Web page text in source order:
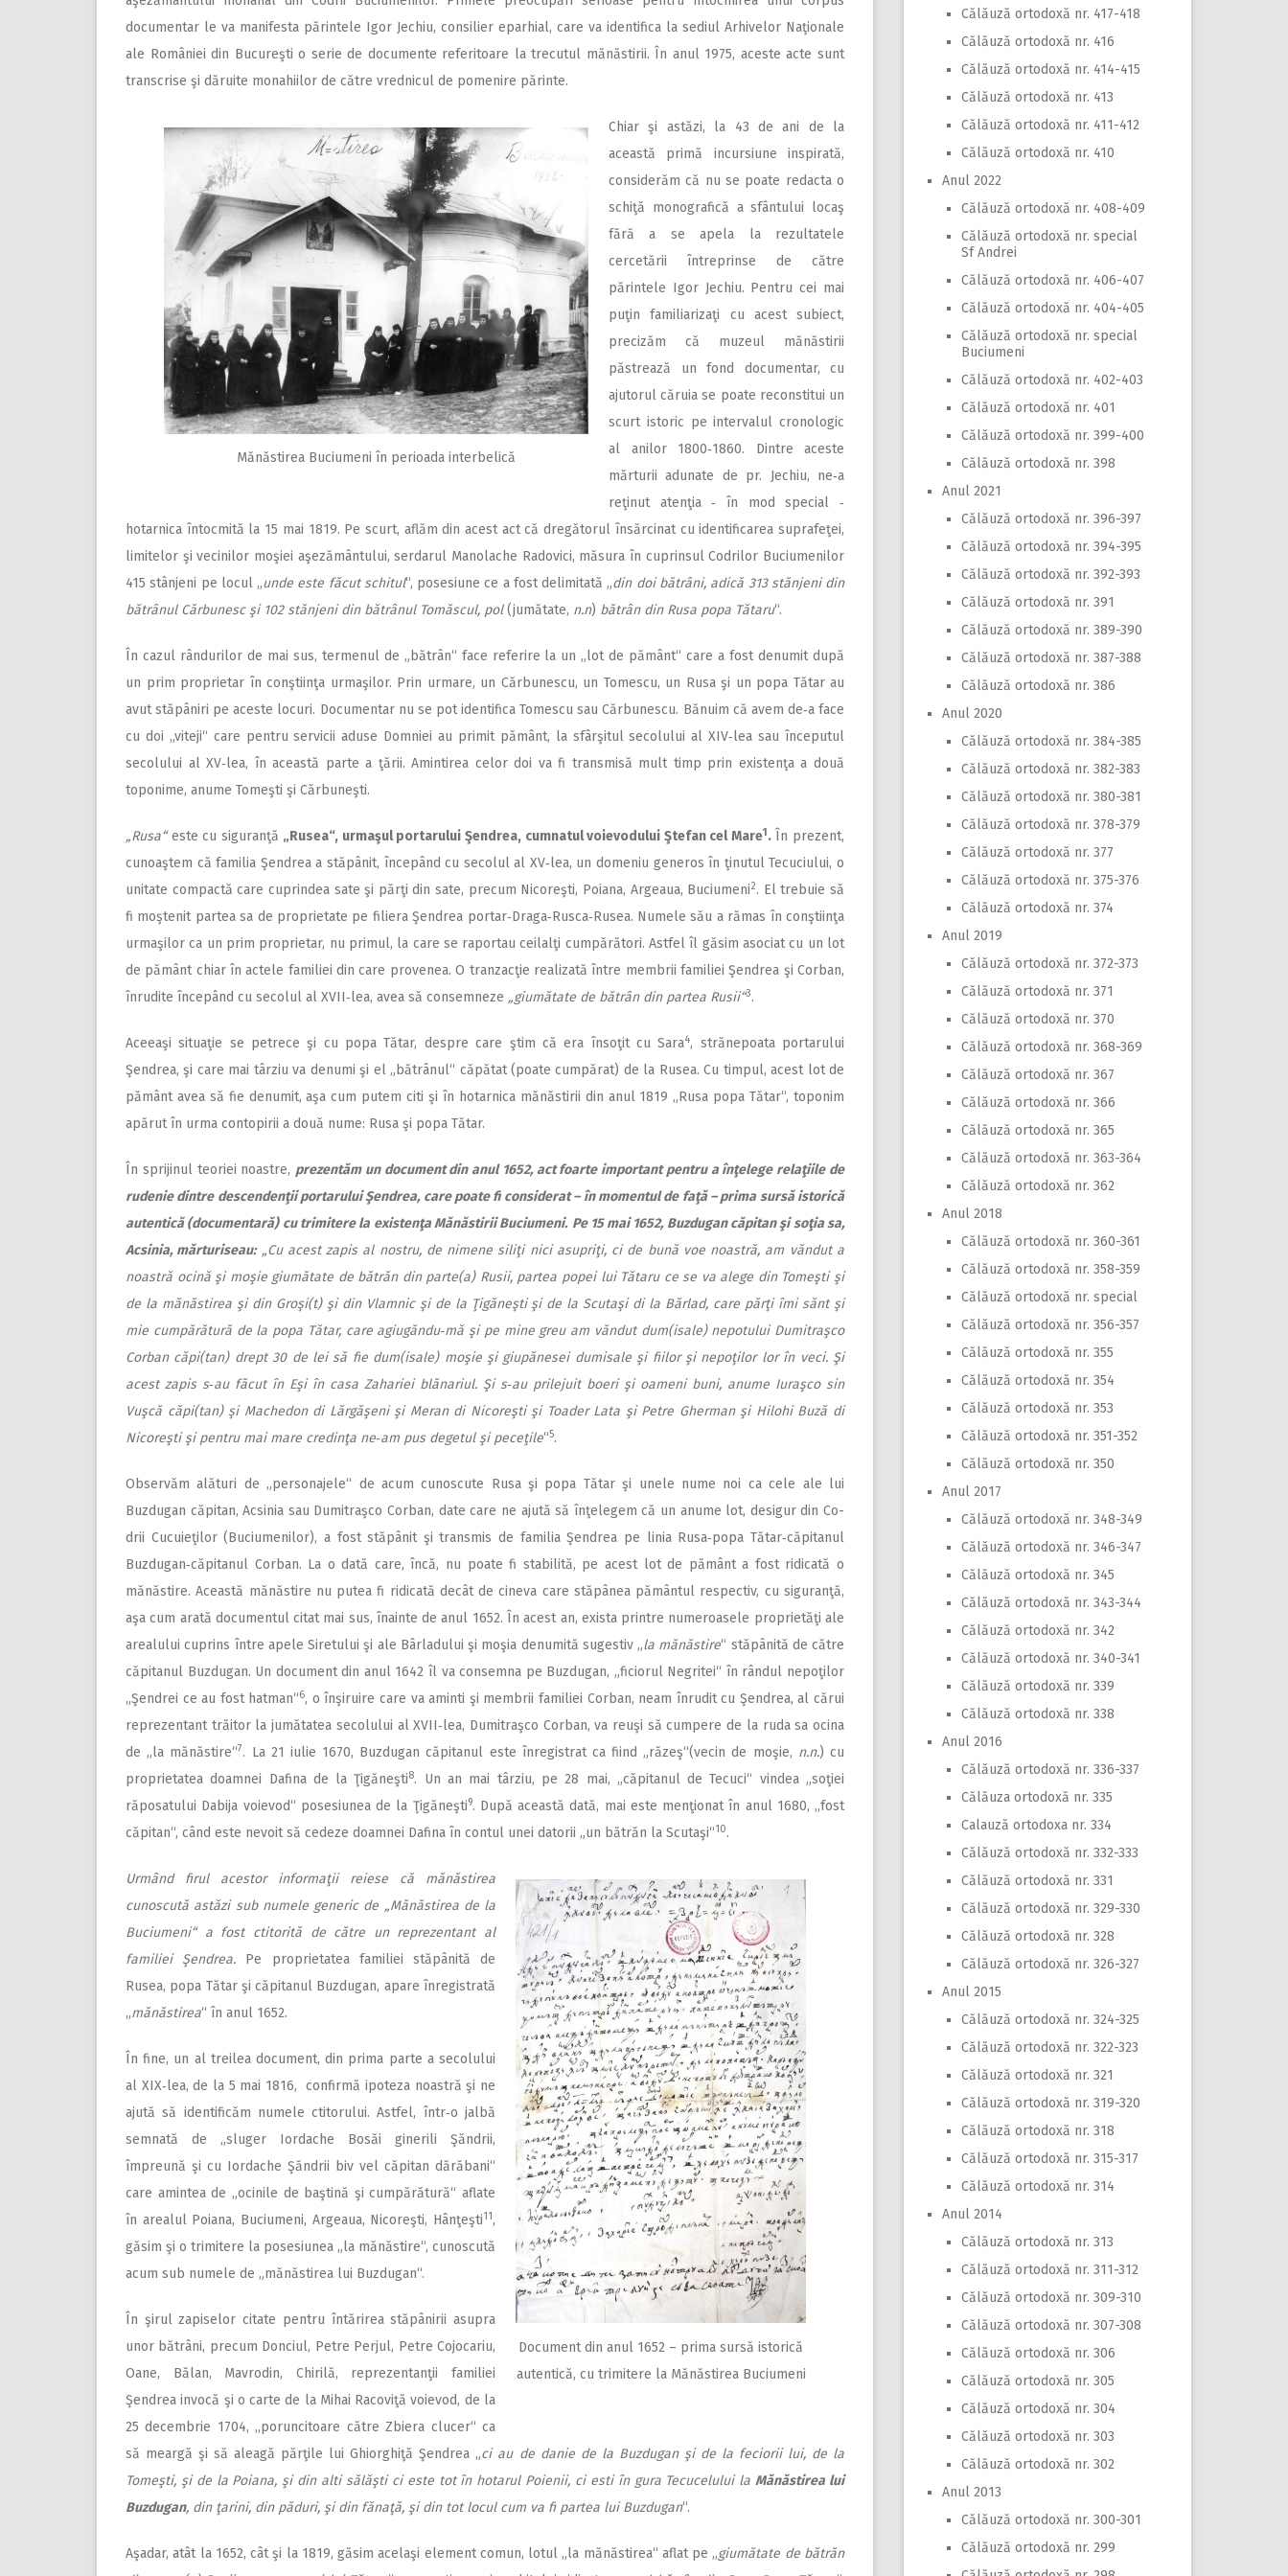
documentar le va manifesta părintele Igor Jechiu, consilier eparhial, care va identifica la sediul Arhivelor Naţionale
ale României din Bucureşti o serie de documente referitoare la trecutul mănăstirii. În anul 1975, aceste acte sunt
transcrise şi dăruite monahiilor de către vrednicul de pomenire părinte.
Mănăstirea Buciumeni în perioada interbelică
Chiar şi astăzi, la 43 de ani de la
această primă incursiune inspirată,
considerăm că nu se poate redacta o
schiţă monografică a sfântului locaş
fără a se apela la rezultatele
cercetării întreprinse de către
părintele Igor Jechiu. Pentru cei mai
puţin familiarizaţi cu acest subiect,
precizăm că muzeul mănăstirii
păstrează un fond documentar, cu
ajutorul căruia se poate reconstitui un
scurt istoric pe intervalul cronologic
al anilor 1800‑1860. Dintre aceste
mărturii adunate de pr. Jechiu, ne‑a
reţinut atenţia ‑ în mod special ‑
hotarnica întocmită la 15 mai 1819. Pe scurt, aflăm din acest act că dregătorul însărcinat cu identificarea suprafeţei,
limitelor şi vecinilor moşiei aşezământului, serdarul Manolache Radovici, măsura în cuprinsul Codrilor Buciumenilor
415 stânjeni pe locul „unde este făcut schitul“, posesiune ce a fost delimitată „din doi bătrâni, adică 313 stănjeni din
bătrânul Cărbunesc şi 102 stănjeni din bătrânul Tomăscul, pol(jumătate, n.n) bătrân din Rusa popa Tătaru“.
În cazul rândurilor de mai sus, termenul de „bătrân“ face referire la un „lot de pământ“ care a fost denumit după
un prim proprietar în conştiinţa urmaşilor. Prin urmare, un Cărbunescu, un Tomescu, un Rusa şi un popa Tătar au
avut stăpâniri pe aceste locuri. Documentar nu se pot identifica Tomescu sau Cărbunescu. Bănuim că avem de‑a face
cu doi „viteji“ care pentru servicii aduse Domniei au primit pământ, la sfârşitul secolului al XIV‑lea sau începutul
secolului al XV‑lea, în această parte a ţării. Amintirea celor doi va fi transmisă mult timp prin existenţa a două
toponime, anume Tomeşti şi Cărbuneşti.
„Rusa“este cu siguranţă „Ru­sea“, urmaşul portarului Şen­drea, cumnatul voievodului Şte­fan cel Mare1.În prezent,
cu­noaştem că familia Şendrea a stăpânit, începând cu secolul al XV‑lea, un domeniu generos în ţinutul Tecuciului, o
unitate compactă care cuprindea sate şi părţi din sate, precum Nicoreşti, Poiana, Argeaua, Buciumeni2. El trebuie să
fi moştenit partea sa de proprietate pe filiera Şendrea portar‑Draga‑Rusca‑Rusea. Numele său a rămas în conştiinţa
urmaşilor ca un prim proprietar, nu primul, la care se raportau ceilalţi cumpărători. Astfel îl găsim asociat cu un lot
de pământ chiar în actele familiei din care provenea. O tranzacţie realizată între membrii familiei Şendrea şi Corban,
înrudite începând cu secolul al XVII‑lea, avea să consemneze „giumătate de bătrân din partea Rusii“3.
Aceeaşi situaţie se petrece şi cu popa Tătar, despre care ştim că era însoţit cu Sara4, strănepoata portarului
Şendrea, şi care mai târziu va denumi şi el „bătrânul“ căpătat (poate cumpărat) de la Rusea. Cu timpul, acest lot de
pământ avea să fie denumit, aşa cum putem citi şi în hotarnica mănăstirii din anul 1819 „Rusa popa Tătar“, toponim
apărut în urma contopirii a două nume: Rusa şi popa Tătar.
În sprijinul teoriei noastre, prezentăm un document din anul 1652, act foarte important pentru a înţelege relaţiile de
rudenie dintre descendenţii portarului Şendrea, care poate fi considerat – în momentul de faţă – prima sursă istorică
autentică (documentară) cu trimitere la existenţa Mănăstirii Buciumeni. Pe 15 mai 1652, Buzdugan căpitan şi soţia sa,
Acsinia, mărturiseau:„Cu acest zapis al nostru, de nimene siliţi nici asupriţi, ci de bună voe noastră, am văndut a
noastră ocină şi moşie giumătate de bătrăn din parte(a) Rusii, partea popei lui Tătaru ce se va alege din Tomeşti şi
de la mănăstirea şi din Groşi(t) şi din Vlamnic şi de la Ţigăneşti şi de la Scutaşi di la Bărlad, care părţi îmi sănt şi
mie cumpărătură de la popa Tătar, care agiugăndu‑mă şi pe mine greu am văndut dum(isale) nepotului Dumitraşco
Corban căpi(tan) drept 30 de lei să fie dum(isale) moşie şi giupănesei dumisale şi fiilor şi nepoţilor lor în veci. Şi
acest zapis s‑au făcut în Eşi în casa Zahariei blănariul. Şi s‑au prilejuit boeri şi oameni buni, anume Iuraşco sin
Vuşcă căpi(tan) şi Machedon di Lărgăşeni şi Meran di Nicoreşti şi Toader Lata şi Petre Gherman şi Hilohi Buză di
Nicoreşti şi pentru mai mare credinţa ne‑am pus degetul şi peceţile“5.
Observăm alături de „personajele“ de acum cunoscute Rusa şi popa Tătar şi unele nume noi ca cele ale lui
Buzdugan căpitan, Acsinia sau Dumitraşco Corban, date care ne ajută să înţelegem că un anume lot, desigur din Co­
drii Cucuieţilor (Buciumenilor), a fost stăpânit şi transmis de familia Şendrea pe linia Rusa‑popa Tătar‑căpitanul
Buzdugan‑căpitanul Corban. La o dată care, încă, nu poate fi stabilită, pe acest lot de pământ a fost ridicată o
mănăstire. Această mănăstire nu putea fi ridicată decât de cineva care stăpânea pământul respectiv, cu siguranţă,
aşa cum arată documentul citat mai sus, înainte de anul 1652. În acest an, exista printre numeroasele proprietăţi ale
arealului cuprins între apele Siretului şi ale Bârladului şi moşia denumită sugestiv „la mănăstire“ stăpânită de către
căpitanul Buzdugan. Un document din anul 1642 îl va consemna pe Buzdugan, „ficiorul Negritei“ în rândul nepoţilor
„Şendrei ce au fost hatman“6, o înşiruire care va aminti şi membrii familiei Corban, neam înrudit cu Şendrea, al cărui
reprezentant trăitor la jumătatea secolului al XVII‑lea, Dumitraşco Corban, va reuşi să cumpere de la ruda sa ocina
de „la mănăstire“7. La 21 iulie 1670, Buzdugan căpitanul este înregistrat ca fiind „răzeş“(vecin de moşie, n.n.) cu
proprietatea doamnei Dafina de la Ţigăneşti8. Un an mai târziu, pe 28 mai, „căpitanul de Tecuci“ vindea „soţiei
răposatului Dabija voievod“ posesiunea de la Ţigăneşti9. După această dată, mai este menţionat în anul 1680, „fost
căpitan“, când este nevoit să cedeze doamnei Dafina în contul unei datorii „un bătrăn la Scutaşi“10.
Document din anul 1652 – prima sursă istorică
autentică, cu trimitere la Mănăstirea Buciumeni
Urmând firul acestor informaţii reiese că mănăstirea
cunoscută astăzi sub numele generic de „Mănăstirea de la
Buciumeni“ a fost ctitorită de către un reprezentant al
familiei Şendrea. Pe proprietatea familiei stăpânită de
Rusea, popa Tătar şi căpitanul Buzdugan, apare înregistrată
„mănăstirea“ în anul 1652.
În fine, un al treilea document, din prima parte a secolului
al XIX‑lea, de la 5 mai 1816, confirmă ipoteza noastră şi ne
ajută să identificăm numele ctitorului. Astfel, într‑o jalbă
semnată de „sluger Iordache Bosăi ginerili Şăndrii,
împreună şi cu Iordache Şăndrii biv vel căpitan dărăbani“
care amintea de „ocinile de baştină şi cumpărătură“ aflate
în arealul Poiana, Buciumeni, Argeaua, Nicoreşti, Hânţeşti11,
găsim şi o trimitere la posesiunea „la mănăstire“, cunoscută
acum sub numele de „mănăstirea lui Buzdugan“.
În şirul zapiselor citate pentru întărirea stăpânirii asupra
unor bătrâni, precum Donciul, Petre Perjul, Petre Cojocariu,
Oane, Bălan, Mavrodin, Chirilă, reprezentanţii familiei
Şendrea invocă şi o carte de la Mihai Racoviţă voievod, de la
25 decembrie 1704, „poruncitoare către Zbiera clucer“ ca
să meargă şi să aleagă părţile lui Ghiorghiţă Şendrea „ci au de danie de la Buzdugan şi de la feciorii lui, de la
Tomeşti, şi de la Poiana, şi din alti sălăşti ci este tot în hotarul Poienii, ci esti în gura Tecucelului laMănăstirea lui
Buzdugan, din ţarini, din păduri, şi din fănaţă, şi din tot locul cum va fi partea lui Buzdugan“.
Aşadar, atât la 1652, cât şi la 1819, găsim acelaşi element comun, lotul „la mănăstirea“ aflat pe „giumătate de bătrăn
Călăuză ortodoxă nr. 417-418
Călăuză ortodoxă nr. 416
Călăuză ortodoxă nr. 414-415
Călăuză ortodoxă nr. 413
Călăuză ortodoxă nr. 411-412
Călăuză ortodoxă nr. 410
Anul 2022
Călăuză ortodoxă nr. 408-409
Călăuză ortodoxă nr. special
Sf Andrei
Călăuză ortodoxă nr. 406-407
Călăuză ortodoxă nr. 404-405
Călăuză ortodoxă nr. special
Buciumeni
Călăuză ortodoxă nr. 402-403
Călăuză ortodoxă nr. 401
Călăuză ortodoxă nr. 399-400
Călăuză ortodoxă nr. 398
Anul 2021
Călăuză ortodoxă nr. 396-397
Călăuză ortodoxă nr. 394-395
Călăuză ortodoxă nr. 392-393
Călăuză ortodoxă nr. 391
Călăuză ortodoxă nr. 389-390
Călăuză ortodoxă nr. 387-388
Călăuză ortodoxă nr. 386
Anul 2020
Călăuză ortodoxă nr. 384-385
Călăuză ortodoxă nr. 382-383
Călăuză ortodoxă nr. 380-381
Călăuză ortodoxă nr. 378-379
Călăuză ortodoxă nr. 377
Călăuză ortodoxă nr. 375-376
Călăuză ortodoxă nr. 374
Anul 2019
Călăuză ortodoxă nr. 372-373
Călăuză ortodoxă nr. 371
Călăuză ortodoxă nr. 370
Călăuză ortodoxă nr. 368-369
Călăuză ortodoxă nr. 367
Călăuză ortodoxă nr. 366
Călăuză ortodoxă nr. 365
Călăuză ortodoxă nr. 363-364
Călăuză ortodoxă nr. 362
Anul 2018
Călăuză ortodoxă nr. 360-361
Călăuză ortodoxă nr. 358-359
Călăuză ortodoxă nr. special
Călăuză ortodoxă nr. 356-357
Călăuză ortodoxă nr. 355
Călăuză ortodoxă nr. 354
Călăuză ortodoxă nr. 353
Călăuză ortodoxă nr. 351-352
Călăuză ortodoxă nr. 350
Anul 2017
Călăuză ortodoxă nr. 348-349
Călăuză ortodoxă nr. 346-347
Călăuză ortodoxă nr. 345
Călăuză ortodoxă nr. 343-344
Călăuză ortodoxă nr. 342
Călăuză ortodoxă nr. 340-341
Călăuză ortodoxă nr. 339
Călăuză ortodoxă nr. 338
Anul 2016
Călăuză ortodoxă nr. 336-337
Călăuza ortodoxă nr. 335
Calauză ortodoxa nr. 334
Călăuză ortodoxă nr. 332-333
Călăuză ortodoxă nr. 331
Călăuză ortodoxă nr. 329-330
Călăuză ortodoxă nr. 328
Călăuză ortodoxă nr. 326-327
Anul 2015
Călăuză ortodoxă nr. 324-325
Călăuză ortodoxă nr. 322-323
Călăuză ortodoxă nr. 321
Călăuză ortodoxă nr. 319-320
Călăuză ortodoxă nr. 318
Călăuză ortodoxă nr. 315-317
Călăuză ortodoxă nr. 314
Anul 2014
Călăuză ortodoxă nr. 313
Călăuză ortodoxă nr. 311-312
Călăuză ortodoxă nr. 309-310
Călăuză ortodoxă nr. 307-308
Călăuză ortodoxă nr. 306
Călăuză ortodoxă nr. 305
Călăuză ortodoxă nr. 304
Călăuză ortodoxă nr. 303
Călăuză ortodoxă nr. 302
Anul 2013
Călăuză ortodoxă nr. 300-301
Călăuză ortodoxă nr. 299